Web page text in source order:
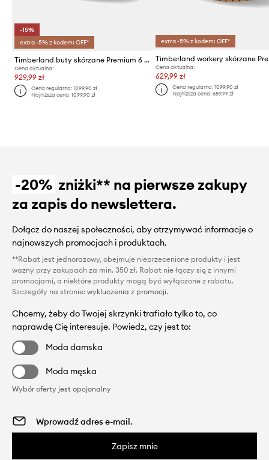
-15%
extra -5% z kodem: OFF*
Timberland buty skórzane Premium 6 Inch
Cena aktualna:
929,99 zł
Cena regularna:1099,90 zł
Najniższa cena:1099,90 zł
extra -5% z kodem: OFF*
Cena aktualna:
629,99 zł
Cena regularna: 1099,90 zł
Najniższa cena: 659,99 zł
-20% zniżki** na pierwsze zakupy
za zapis do newslettera.
Dołącz do naszej społeczności, aby otrzymywać informacje o
najnowszych promocjach i produktach.
**Rabat jest jednorazowy, obejmuje nieprzecenione produkty i jest
ważny przy zakupach za min. 350 zł. Rabat nie łączy się z innymi
promocjami, a niektóre produkty mogą być wyłączone z rabatu.
Szczegóły na stronie: wykluczenia z promocji.
Chcemy, żeby do Twojej skrzynki trafiało tylko to, co
naprawdę Cię interesuje. Powiedz, czy jest to:
Moda damska
Moda męska
Wybór oferty jest opcjonalny
Zapisz mnie